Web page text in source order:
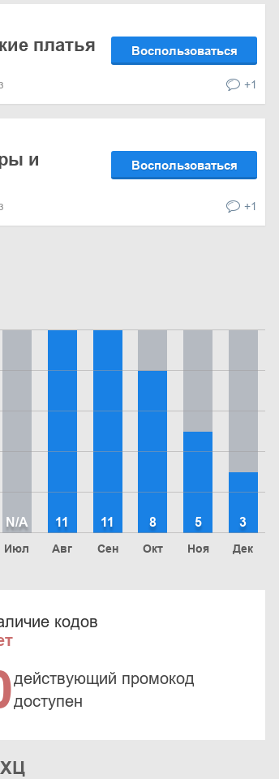
платья Воспользоваться
+1
и
Воспользоваться
+1
Июл
N/A
Авг
11
Сен
11
Окт
8
Ноя
5
Дек
3
кодов
действующий промокод
доступен